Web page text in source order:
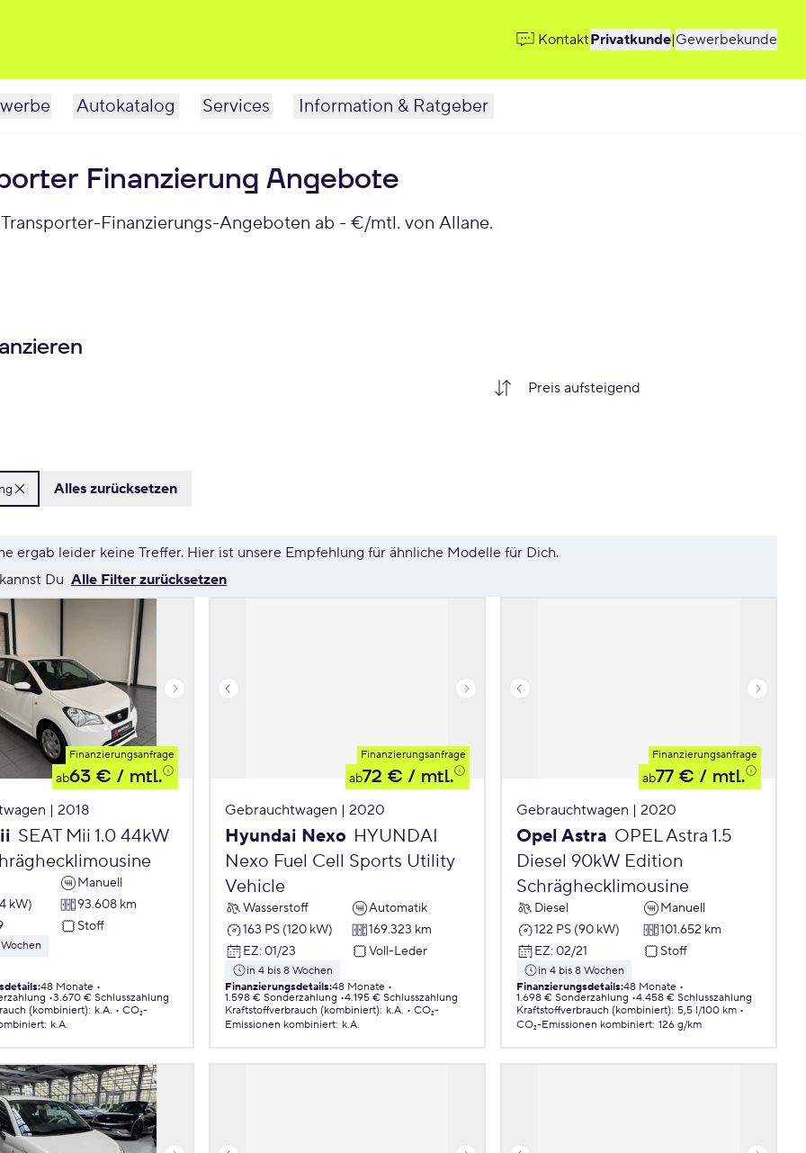
KontaktPrivatkunde|Gewerbekunde
Autokatalog Services Information & Ratgeber
Finanzierung Angebote
Finanzierungs-Angeboten ab - €/mtl. von Allane.
Alles zurücksetzen
ergab leider keine Treffer. Hier ist unsere Empfehlung für ähnliche Modelle für Dich.
Du Alle Filter zurücksetzen
Finanzierungsanfrage
ab63 € / mtl.
| 2018
SEAT Mii 1.0 44kW
Manuell
kW)
93.608 km
Stoff
:48 Monate
3.670 € Schlusszahlung
(kombiniert): k.A.
CO₂-
: k.A.
Finanzierungsanfrage
ab72 € / mtl.
Gebrauchtwagen | 2020
Hyundai Nexo HYUNDAI
Nexo Fuel Cell Sports Utility
Vehicle
Wasserstoff
Automatik
163 PS (120 kW)
169.323 km
EZ: 01/23 Voll-Leder
in 4 bis 8 Wochen
Finanzierungsdetails:48 Monate
1.598 € Sonderzahlung 4.195 € Schlusszahlung
Kraftstoffverbrauch (kombiniert): k.A.
CO₂-
Emissionen kombiniert: k.A.
Finanzierungsanfrage
ab77 € / mtl.
Gebrauchtwagen | 2020
Opel Astra OPEL Astra 1.5
Diesel 90kW Edition
Schräghecklimousine
Diesel
Manuell
122 PS (90 kW)
101.652 km
EZ: 02/21 Stoff
in 4 bis 8 Wochen
Finanzierungsdetails:48 Monate
1.698 € Sonderzahlung 4.458 € Schlusszahlung
Kraftstoffverbrauch (kombiniert): 5,5 l/100 km
CO₂-Emissionen kombiniert: 126 g/km